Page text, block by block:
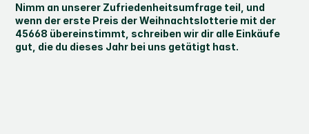
Nimm an unserer Zufriedenheitsumfrage teil, und
wenn der erste Preis der Weihnachtslotterie mit der
45668 übereinstimmt, schreiben wir dir alle Einkäufe
gut, die du dieses Jahr bei uns getätigt hast.